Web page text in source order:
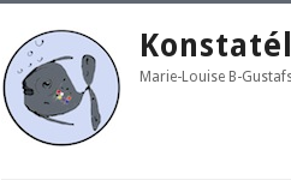
Marie-Louise B-